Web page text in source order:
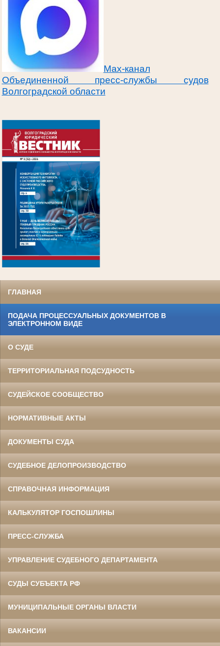
Max-канал
Объединенной пресс-службы судов
Волгоградской области
ГЛАВНАЯ
ПОДАЧА ПРОЦЕССУАЛЬНЫХ ДОКУМЕНТОВ В
ЭЛЕКТРОННОМ ВИДЕ
О СУДЕ
ТЕРРИТОРИАЛЬНАЯ ПОДСУДНОСТЬ
СУДЕЙСКОЕ СООБЩЕСТВО
НОРМАТИВНЫЕ АКТЫ
ДОКУМЕНТЫ СУДА
СУДЕБНОЕ ДЕЛОПРОИЗВОДСТВО
СПРАВОЧНАЯ ИНФОРМАЦИЯ
КАЛЬКУЛЯТОР ГОСПОШЛИНЫ
ПРЕСС-СЛУЖБА
УПРАВЛЕНИЕ СУДЕБНОГО ДЕПАРТАМЕНТА
СУДЫ СУБЪЕКТА РФ
МУНИЦИПАЛЬНЫЕ ОРГАНЫ ВЛАСТИ
ВАКАНСИИ